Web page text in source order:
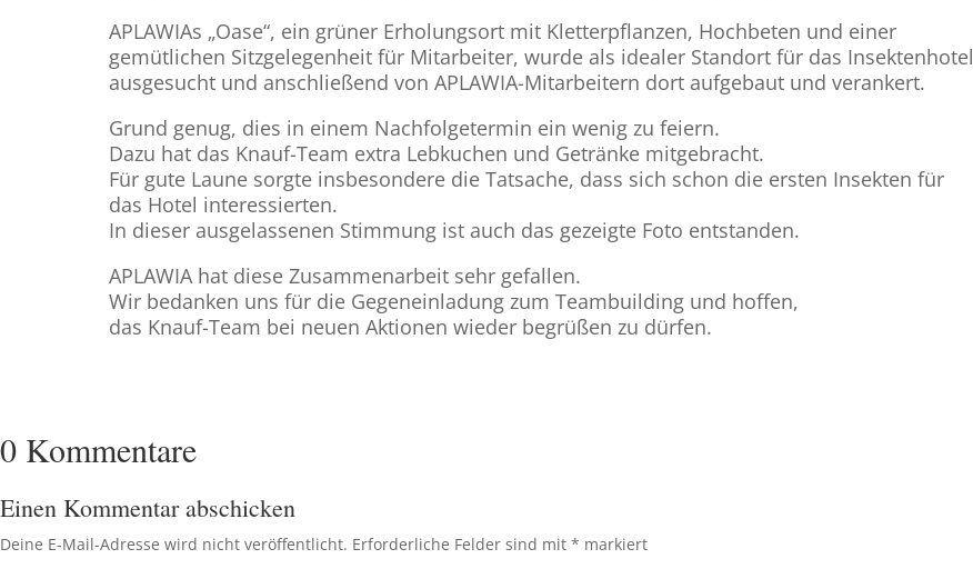
APLAWIAs „Oase“, ein grüner Erholungsort mit Kletterpflanzen, Hochbeten und einer
gemütlichen Sitzgelegenheit für Mitarbeiter, wurde als idealer Standort für das Insektenhotel
ausgesucht und anschließend von APLAWIA-Mitarbeitern dort aufgebaut und verankert.
Grund genug, dies in einem Nachfolgetermin ein wenig zu feiern.
Dazu hat das Knauf-Team extra Lebkuchen und Getränke mitgebracht.
Für gute Laune sorgte insbesondere die Tatsache, dass sich schon die ersten Insekten für
das Hotel interessierten.
In dieser ausgelassenen Stimmung ist auch das gezeigte Foto entstanden.
APLAWIA hat diese Zusammenarbeit sehr gefallen.
Wir bedanken uns für die Gegeneinladung zum Teambuilding und hoffen,
das Knauf-Team bei neuen Aktionen wieder begrüßen zu dürfen.
0 Kommentare
Einen Kommentar abschicken
Deine E-Mail-Adresse wird nicht veröffentlicht. Erforderliche Felder sind mit * markiert